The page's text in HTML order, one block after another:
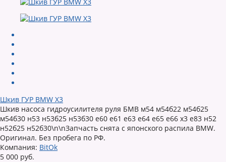
Шкив ГУР BMW X3
Шкив насоса гидроусилителя руля БМВ м54 м54б22 м54б25
м54б30 н53 н53б25 н53б30 е60 е61 е63 е64 е65 е66 х3 е83 н52
н52б25 н52б30\n\nЗапчасть снята с японского распила BMW.
Оригинал. Без пробега по РФ.
Компания: BitOk
5 000 руб.